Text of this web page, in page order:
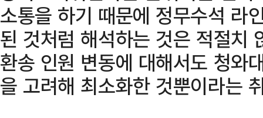
소통을 하기 때문에 정무수석 라
된 것처럼 해석하는 것은 적절치
환송 인원 변동에 대해서도 청와
을 고려해 최소화한 것뿐이라는